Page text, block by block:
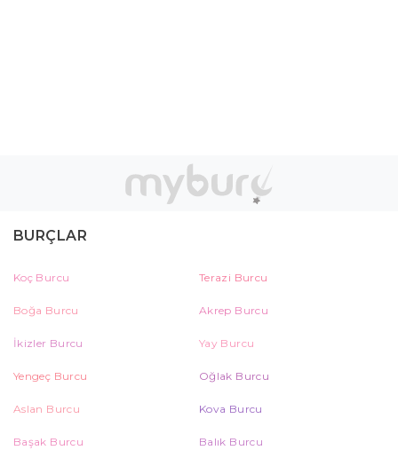
BURÇLAR
Koç Burcu Terazi Burcu
Boğa Burcu Akrep Burcu
İkizler Burcu Yay Burcu
Yengeç Burcu Oğlak Burcu
Aslan Burcu Kova Burcu
Başak Burcu Balık Burcu